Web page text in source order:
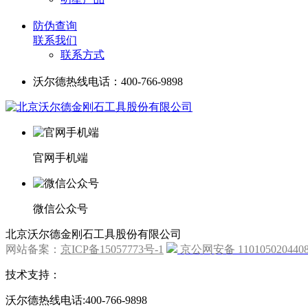
防伪查询
联系我们
联系方式
沃尔德热线电话：400-766-9898
官网手机端
微信公众号
北京沃尔德金刚石工具股份有限公司
网站备案： 京ICP备15057773号-1 京公网安备
技术支持：
沃尔德热线电话:400-766-9898